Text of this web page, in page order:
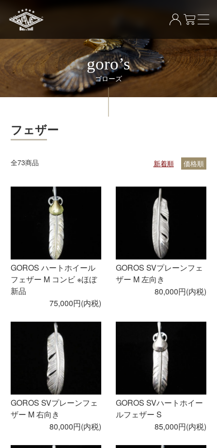
goro’s
ゴローズ
フェザー
全73商品 新着順 価格順
GOROS ハートホイール
フェザー M コンビ ※ほぼ
新品
75,000円(内税)
GOROS SVプレーンフェ
ザー M 左向き
80,000円(内税)
GOROS SVプレーンフェ
ザー M 右向き
80,000円(内税)
GOROS SVハートホイー
ルフェザー S
85,000円(内税)